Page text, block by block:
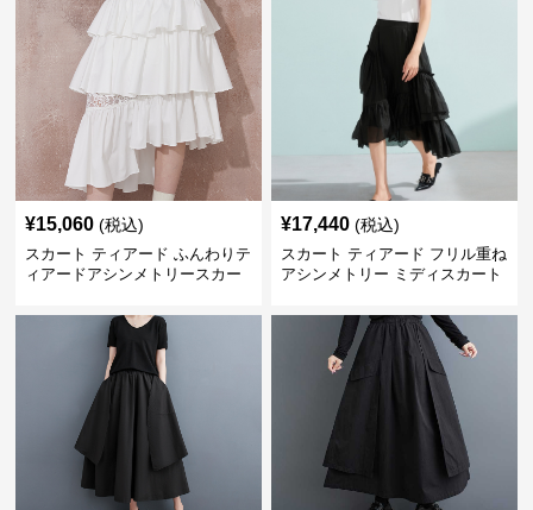
¥15,060 (税込)
スカート ティアード ふんわりテ
ィアードアシンメトリースカー
¥17,440 (税込)
スカート ティアード フリル重ね
アシンメトリー ミディスカート